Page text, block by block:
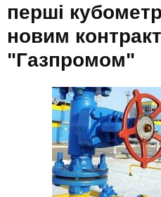
перші
новим
"Газпромом"